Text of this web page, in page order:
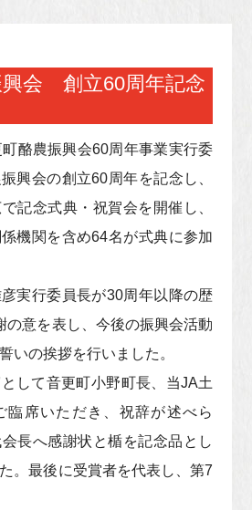
興会 創立60周年記念
酪農振興会60周年事業実行委
興会の創立60周年を記念し、
記念式典・祝賀会を開催し、
機関を含め64名が式典に参加
実行委員長が30周年以降の歴
の意を表し、今後の振興会活動
いの挨拶を行いました。
して音更町小野町長、当JA土
臨席いただき、祝辞が述べら
長へ感謝状と楯を記念品とし
。最後に受賞者を代表し、第7